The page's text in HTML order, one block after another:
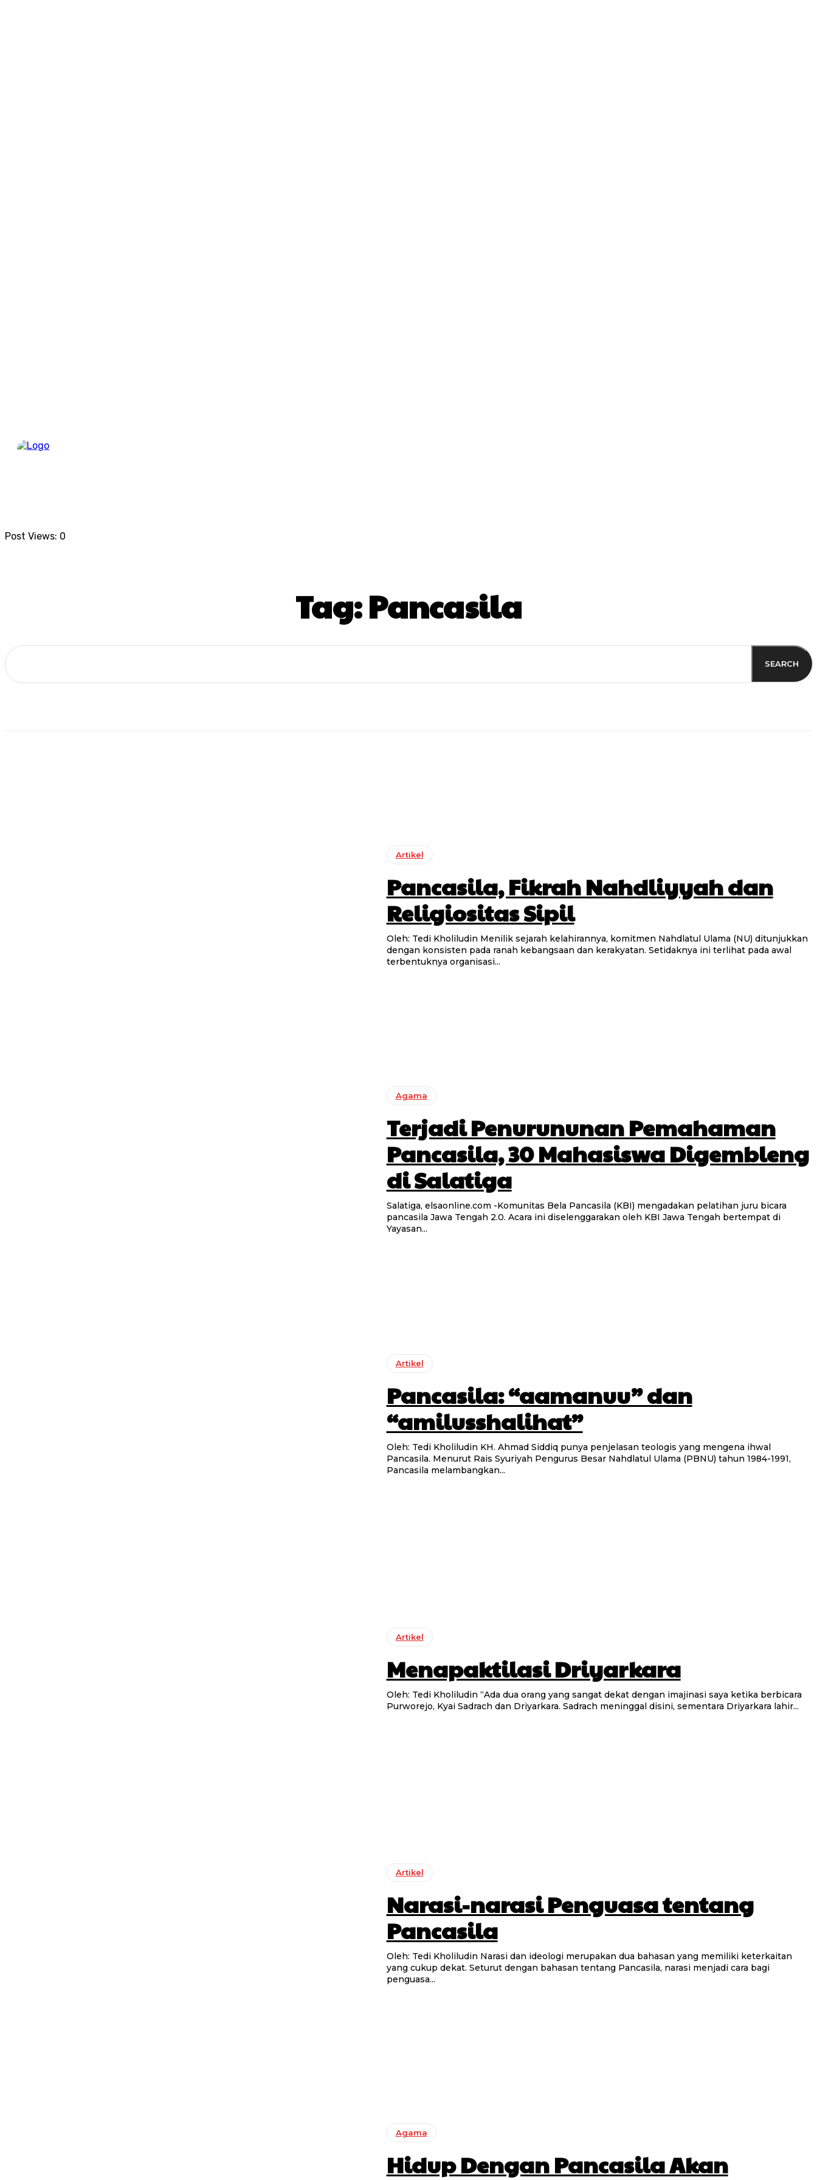
Post Views: 0
Tag:Pancasila
SEARCH
Artikel
Pancasila, Fikrah Nahdliyyah dan
Religiositas Sipil
Oleh: Tedi Kholiludin Menilik sejarah kelahirannya, komitmen Nahdlatul Ulama (NU) ditunjukkan
dengan konsisten pada ranah kebangsaan dan kerakyatan. Setidaknya ini terlihat pada awal
terbentuknya organisasi...
Agama
Terjadi Penurununan Pemahaman
Pancasila, 30 Mahasiswa Digembleng
di Salatiga
Salatiga, elsaonline.com -Komunitas Bela Pancasila (KBI) mengadakan pelatihan juru bicara
pancasila Jawa Tengah 2.0. Acara ini diselenggarakan oleh KBI Jawa Tengah bertempat di
Yayasan...
Artikel
Pancasila: “aamanuu” dan
“amilusshalihat”
Oleh: Tedi Kholiludin KH. Ahmad Siddiq punya penjelasan teologis yang mengena ihwal
Pancasila. Menurut Rais Syuriyah Pengurus Besar Nahdlatul Ulama (PBNU) tahun 1984-1991,
Pancasila melambangkan...
Artikel
Menapaktilasi Driyarkara
Oleh: Tedi Kholiludin “Ada dua orang yang sangat dekat dengan imajinasi saya ketika berbicara
Purworejo, Kyai Sadrach dan Driyarkara. Sadrach meninggal disini, sementara Driyarkara lahir...
Artikel
Narasi-narasi Penguasa tentang
Pancasila
Oleh: Tedi Kholiludin Narasi dan ideologi merupakan dua bahasan yang memiliki keterkaitan
yang cukup dekat. Seturut dengan bahasan tentang Pancasila, narasi menjadi cara bagi
penguasa...
Agama
Hidup Dengan Pancasila Akan